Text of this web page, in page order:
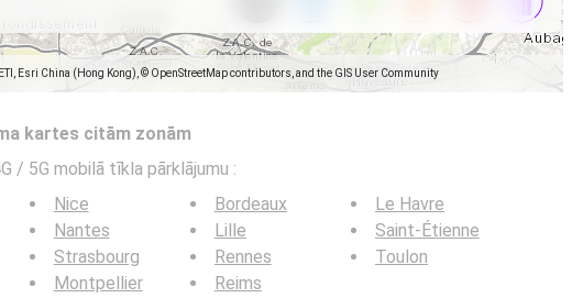
Esri China (Hong Kong), © OpenStreetMap contributors, and the GIS User Community
kartes citām zonām
/ 5G mobilā tīkla pārklājumu :
Nice
Nantes
Strasbourg
Montpellier
Bordeaux
Lille
Rennes
Reims
Le Havre
Saint-Étienne
Toulon